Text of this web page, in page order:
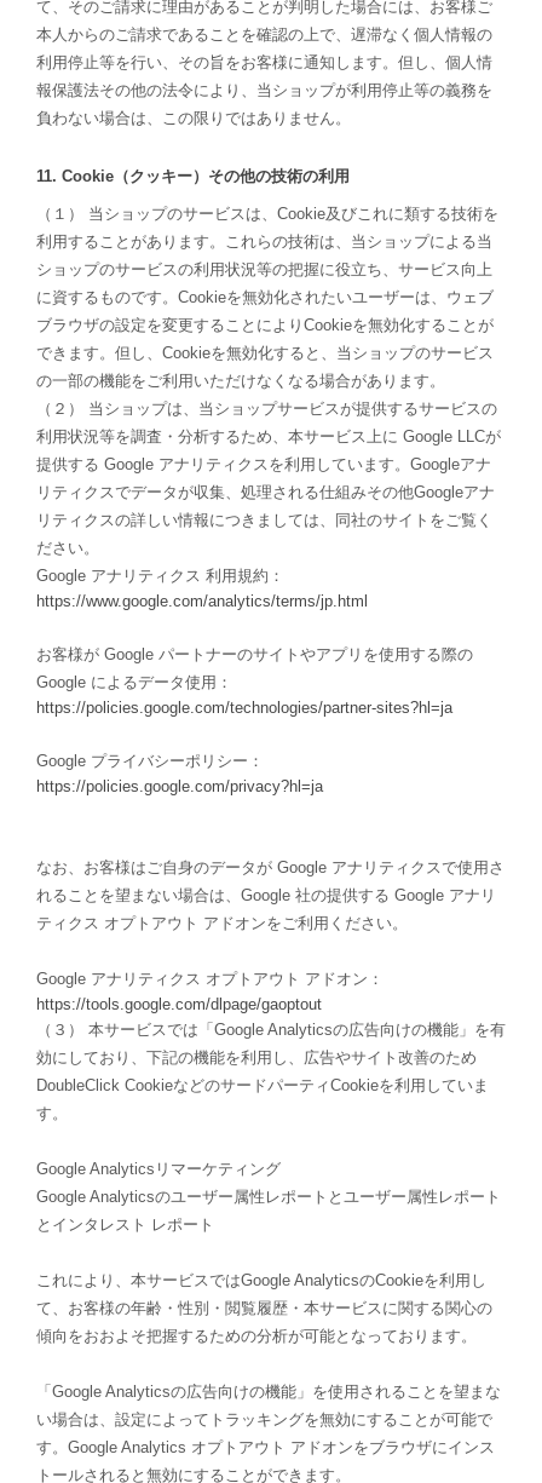
て、そのご請求に理由があることが判明した場合には、お客様ご
本人からのご請求であることを確認の上で、遅滞なく個人情報の
利用停止等を行い、その旨をお客様に通知します。但し、個人情
報保護法その他の法令により、当ショップが利用停止等の義務を
負わない場合は、この限りではありません。
11. Cookie（クッキー）その他の技術の利用
（１） 当ショップのサービスは、Cookie及びこれに類する技術を
利用することがあります。これらの技術は、当ショップによる当
ショップのサービスの利用状況等の把握に役立ち、サービス向上
に資するものです。Cookieを無効化されたいユーザーは、ウェブ
ブラウザの設定を変更することによりCookieを無効化することが
できます。但し、Cookieを無効化すると、当ショップのサービス
の一部の機能をご利用いただけなくなる場合があります。
（２） 当ショップは、当ショップサービスが提供するサービスの
利用状況等を調査・分析するため、本サービス上に Google LLCが
提供する Google アナリティクスを利用しています。Googleアナ
リティクスでデータが収集、処理される仕組みその他Googleアナ
リティクスの詳しい情報につきましては、同社のサイトをご覧く
ださい。
Google アナリティクス 利用規約：
https://www.google.com/analytics/terms/jp.html
お客様が Google パートナーのサイトやアプリを使用する際の
Google によるデータ使用：
https://policies.google.com/technologies/partner-sites?hl=ja
Google プライバシーポリシー：
https://policies.google.com/privacy?hl=ja
なお、お客様はご自身のデータが Google アナリティクスで使用さ
れることを望まない場合は、Google 社の提供する Google アナリ
ティクス オプトアウト アドオンをご利用ください。
Google アナリティクス オプトアウト アドオン：
https://tools.google.com/dlpage/gaoptout
（３） 本サービスでは「Google Analyticsの広告向けの機能」を有
効にしており、下記の機能を利用し、広告やサイト改善のため
DoubleClick CookieなどのサードパーティCookieを利用していま
す。
Google Analyticsリマーケティング
Google Analyticsのユーザー属性レポートとユーザー属性レポート
とインタレスト レポート
これにより、本サービスではGoogle AnalyticsのCookieを利用し
て、お客様の年齢・性別・閲覧履歴・本サービスに関する関心の
傾向をおおよそ把握するための分析が可能となっております。
「Google Analyticsの広告向けの機能」を使用されることを望まな
い場合は、設定によってトラッキングを無効にすることが可能で
す。Google Analytics オプトアウト アドオンをブラウザにインス
トールされると無効にすることができます。